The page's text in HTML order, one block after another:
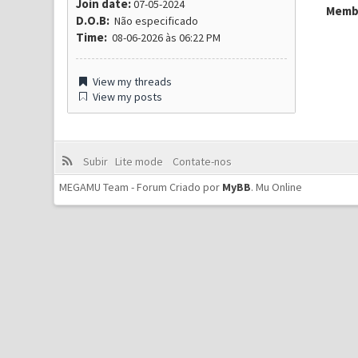
Join date:07-05-2024
D.O.B:Não especificado
Time:08-06-2026 às 06:22 PM
View my threads
View my posts
Subir Lite mode
Contate-nos
MEGAMU Team - Forum Criado por MyBB.Mu Online